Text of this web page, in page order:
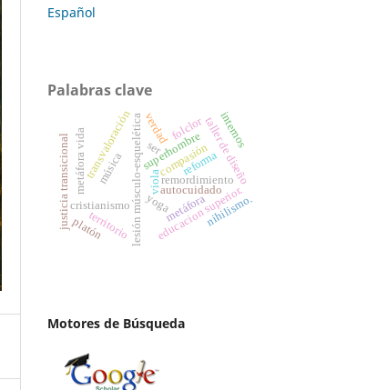
Español
Palabras clave
música
yoga
lesión músculo-esquelética violaautocuidado
superhombre
cristianismo
transvaloración remordimiento
compasióntaller de diseño
educacion superior.
metáfora
metáfora vida internos
nihilismo.
territorio
justicia transicional
verdad folclor
reforma
ser
platón
Motores de Búsqueda